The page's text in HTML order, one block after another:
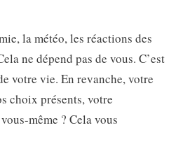
la météo, les réactions des
ne dépend pas de vous. C’est
votre vie. En revanche, votre
choix présents, votre
même ? Cela vous